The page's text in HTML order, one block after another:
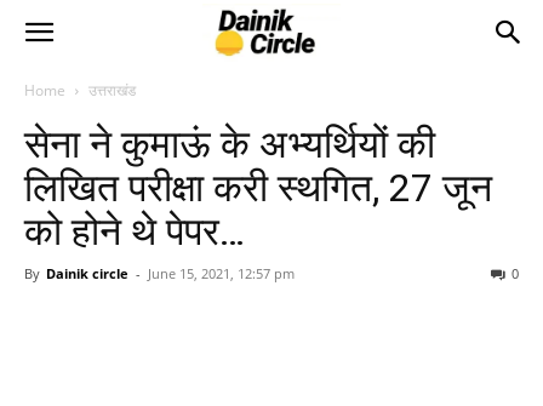
Home उत्तराखंड
सेना ने कुमाऊं के अभ्यर्थियों की
लिखित परीक्षा करी स्थगित, 27 जून
को होने थे पेपर…
By Dainik circle - June 15, 2021, 12:57 pm 0